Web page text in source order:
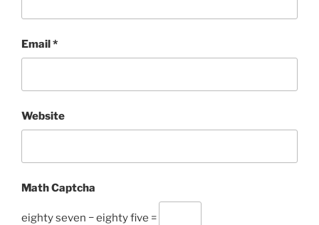
Email*
Website
Math Captcha
eighty seven − eighty five =